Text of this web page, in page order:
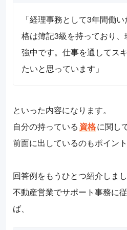
「経理事務として3年間働
格は簿記3級を持っており
強中です。仕事を通してス
たいと思っています」
といった内容になります。
自分の持っている資格に関し
前面に出しているのもポイント
回答例をもうひとつ紹介しまし
不動産営業でサポート事務に
ば、